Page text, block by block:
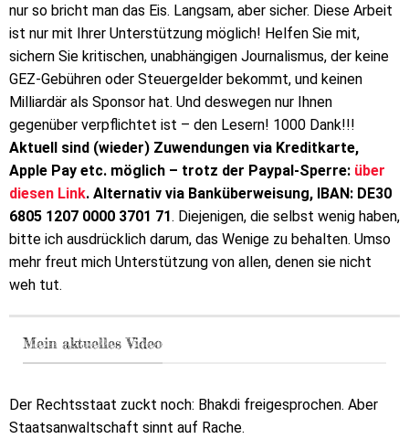
nur so bricht man das Eis. Langsam, aber sicher. Diese Arbeit
ist nur mit Ihrer Unterstützung möglich! Helfen Sie mit,
sichern Sie kritischen, unabhängigen Journalismus, der keine
GEZ-Gebühren oder Steuergelder bekommt, und keinen
Milliardär als Sponsor hat. Und deswegen nur Ihnen
gegenüber verpflichtet ist – den Lesern! 1000 Dank!!!
Aktuell sind (wieder) Zuwendungen via Kreditkarte,
Apple Pay etc. möglich – trotz der Paypal-Sperre: über
diesen Link. Alternativ via Banküberweisung, IBAN: DE30
6805 1207 0000 3701 71. Diejenigen, die selbst wenig haben,
bitte ich ausdrücklich darum, das Wenige zu behalten. Umso
mehr freut mich Unterstützung von allen, denen sie nicht
weh tut.
Mein aktuelles Video
Der Rechtsstaat zuckt noch: Bhakdi freigesprochen. Aber
Staatsanwaltschaft sinnt auf Rache.